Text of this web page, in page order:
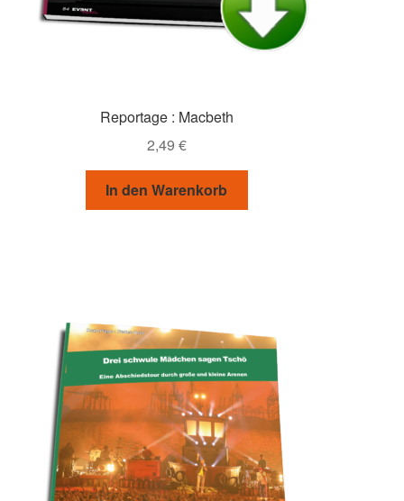
Reportage : Macbeth
2,49 €
In den Warenkorb